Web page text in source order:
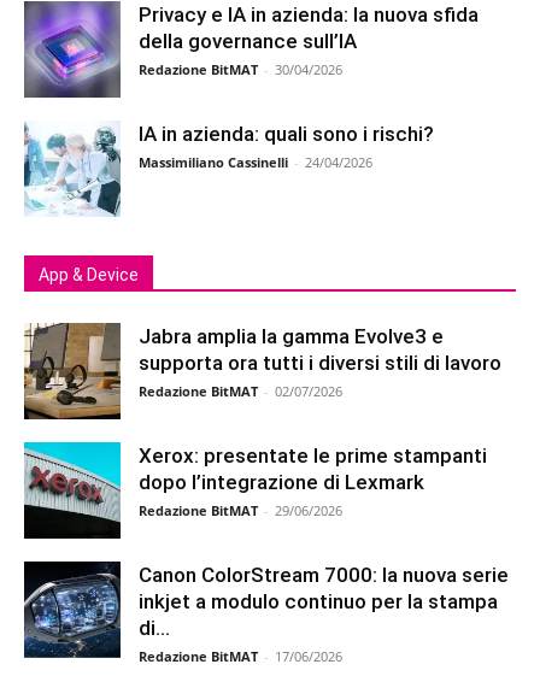
Privacy e IA in azienda: la nuova sfida
della governance sull’IA
Redazione BitMAT - 30/04/2026
IA in azienda: quali sono i rischi?
Massimiliano Cassinelli - 24/04/2026
App & Device
Jabra amplia la gamma Evolve3 e
supporta ora tutti i diversi stili di lavoro
Redazione BitMAT - 02/07/2026
Xerox: presentate le prime stampanti
dopo l’integrazione di Lexmark
Redazione BitMAT - 29/06/2026
Canon ColorStream 7000: la nuova serie
inkjet a modulo continuo per la stampa
di...
Redazione BitMAT - 17/06/2026